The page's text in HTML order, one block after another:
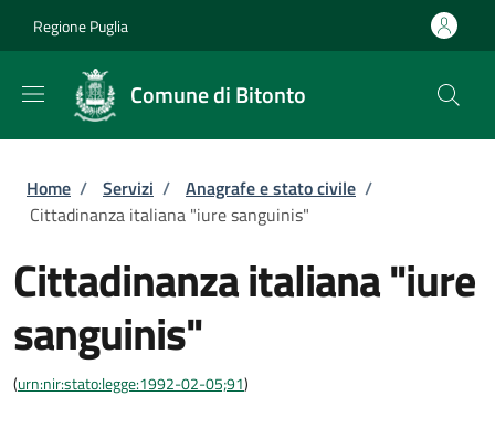
Regione Puglia
Comune di Bitonto
Briciole di pane
Home / Servizi / Anagrafe e stato civile /
Cittadinanza italiana "iure sanguinis"
Cittadinanza italiana "iure
sanguinis"
(urn:nir:stato:legge:1992-02-05;91)